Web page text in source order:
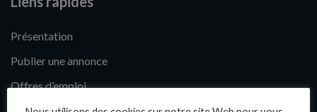
Présentation
Publier une annonce
Offres d’emploi